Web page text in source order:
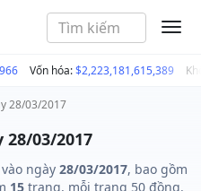
966 Vốn hóa:$2,223,181,615,389
28/03/2017
03/2017
ngày 28/03/2017, bao gồm
15 trang, mỗi trang 50 đồng.